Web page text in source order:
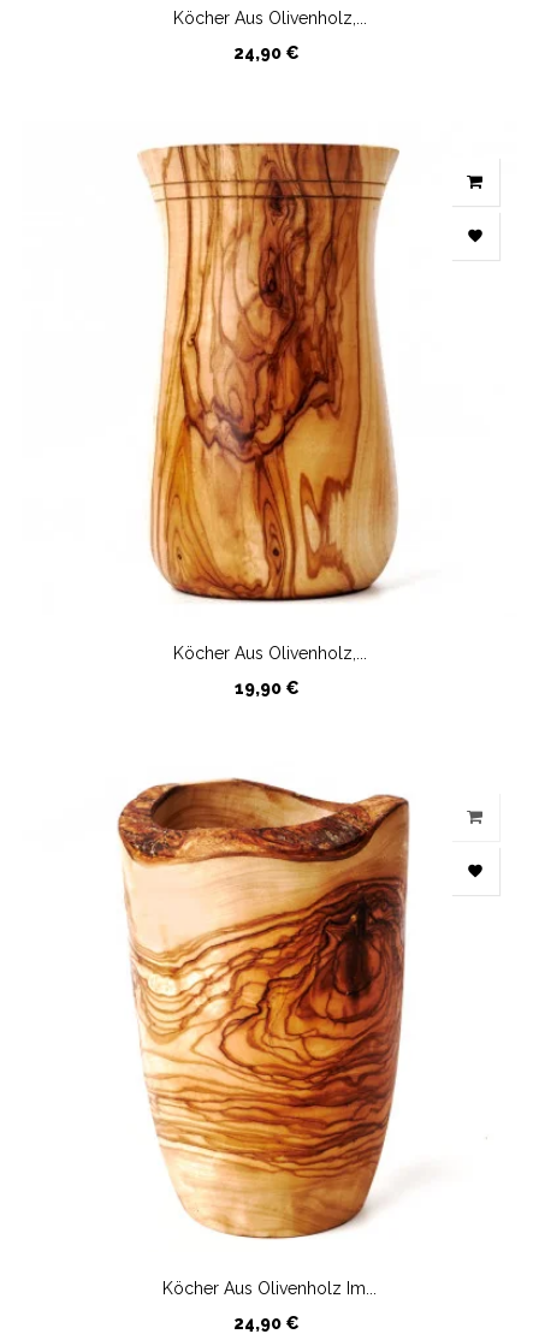
Köcher Aus Olivenholz,...
Preis
24,90 €

Köcher Aus Olivenholz,...
Preis
19,90 €

Köcher Aus Olivenholz Im...
Preis
24,90 €